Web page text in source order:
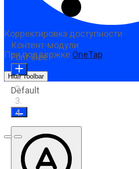
Предыдущий слайд
Следующий слайд
Корректировка доступности
При поддержке OneTap
Hide Toolbar
Контент-модули
Font Size
Default